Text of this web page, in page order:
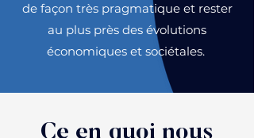
de façon très pragmatique et rester
au plus près des évolutions
économiques et sociétales.
Ce en quoi nous